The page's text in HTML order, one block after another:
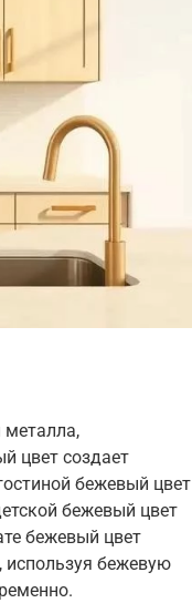
металла,
цвет создает
бежевый цвет
бежевый цвет
бежевый цвет
используя бежевую